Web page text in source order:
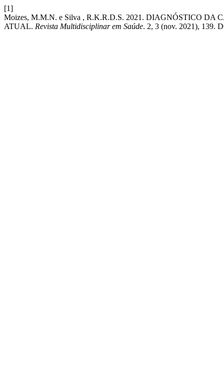
[1]
Moizes, M.M.N. e Silva , R.K.R.D.S. 2021. DIAGNÓSTICO
ATUAL. Revista Multidisciplinar em Saúde. 2, 3 (nov. 2021), 139.